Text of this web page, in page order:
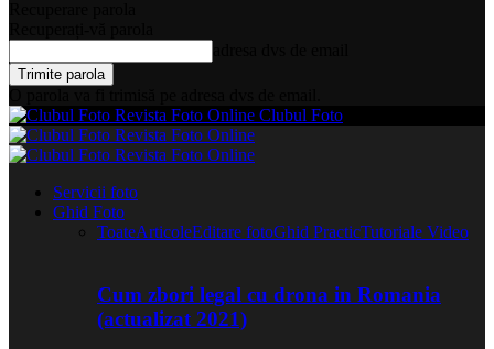
Clubul Foto
Servicii foto
Ghid Foto
ToateArticoleEditare fotoGhid PracticTutoriale Video
Cum zbori legal cu drona in Romania
(actualizat 2021)